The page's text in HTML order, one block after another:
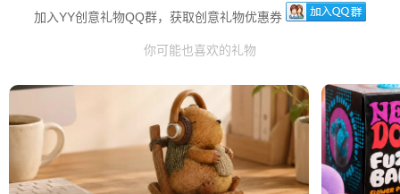
加入YY创意礼物QQ群，获取创意礼物优惠券
你可能也喜欢的礼物